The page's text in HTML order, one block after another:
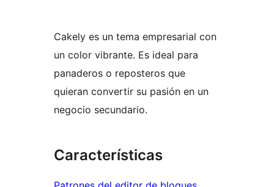
Cakely es un tema empresarial con
un color vibrante. Es ideal para
panaderos o reposteros que
quieran convertir su pasión en un
negocio secundario.
Características